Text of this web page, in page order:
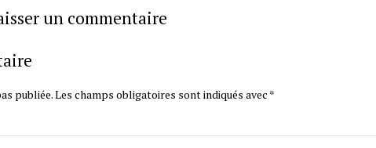
un commentaire
publiée.Les champs obligatoires sont indiqués avec *